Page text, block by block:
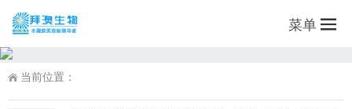
菜单
当前位置：